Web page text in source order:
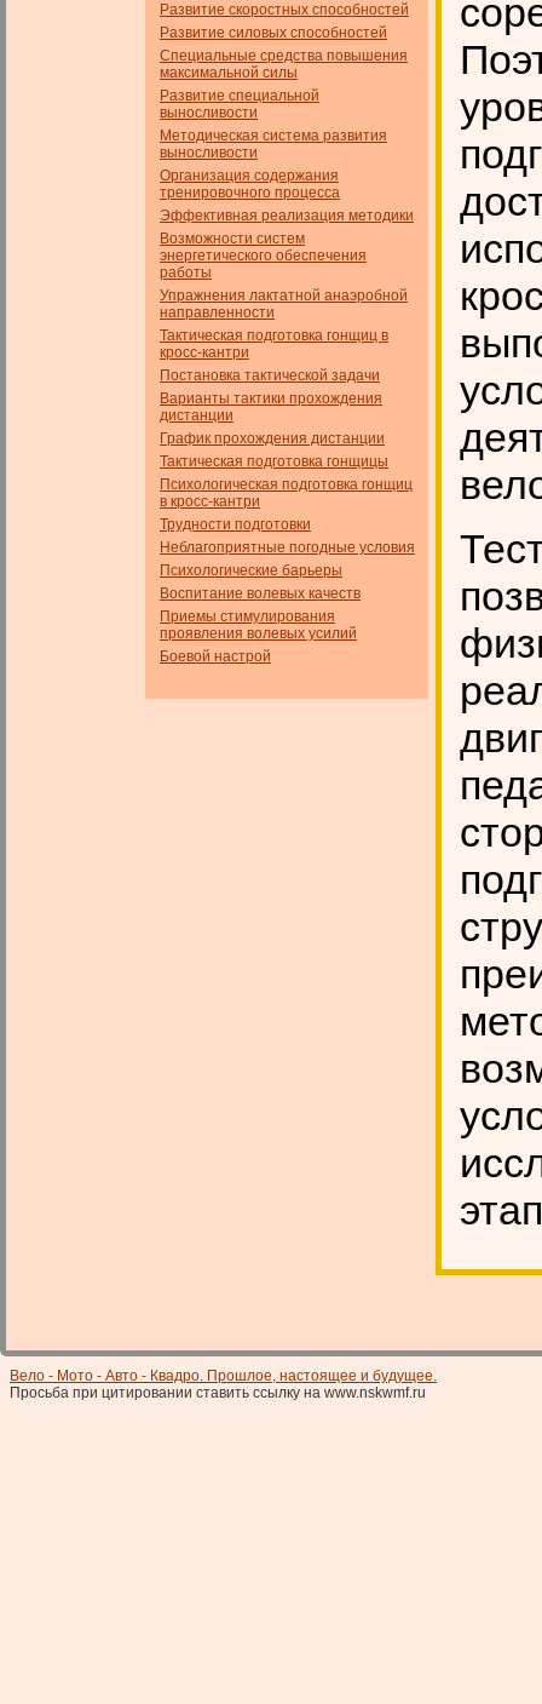
Развитие скоростных способностей
Развитие силовых способностей
Специальные средства повышения
максимальной силы
Развитие специальной
выносливости
Методическая система развития
выносливости
Организация содержания
тренировочного процесса
Эффективная реализация методики
Возможности систем
энергетического обеспечения
работы
Упражнения лактатной анаэробной
направленности
Тактическая подготовка гонщиц в
кросс-кантри
Постановка тактической задачи
Варианты тактики прохождения
дистанции
График прохождения дистанции
Тактическая подготовка гонщицы
Психологическая подготовка гонщиц
в кросс-кантри
Трудности подготовки
Неблагоприятные погодные условия
Психологические барьеры
Воспитание волевых качеств
Приемы стимулирования
проявления волевых усилий
Боевой настрой
Вело - Мото - Авто - Квадро. Прошлое, настоящее и будущее.
Просьба при цитировании ставить ссылку на www.nskwmf.ru